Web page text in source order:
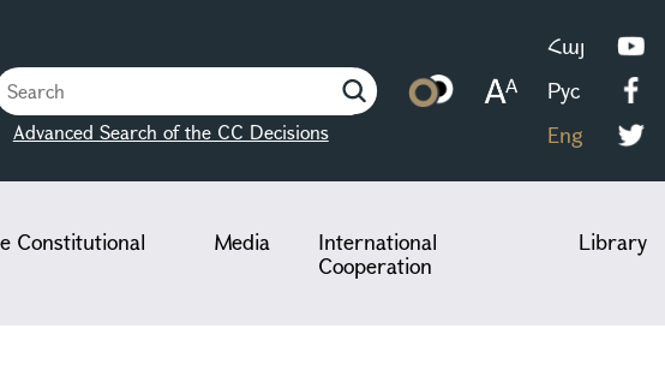
Advanced Search of the CC Decisions
Հայ
Рус
Eng
Constitutional
Media
International
Cooperation
Library